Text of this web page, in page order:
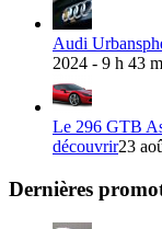
Audi
2024 - 9 h 43
Le 296 GTB
découvrir23
Dernières